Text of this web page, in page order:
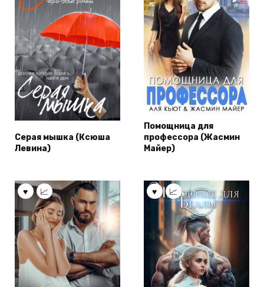
Серая мышка (Ксюша
Левина)
Помощница для
профессора (Жасмин
Майер)